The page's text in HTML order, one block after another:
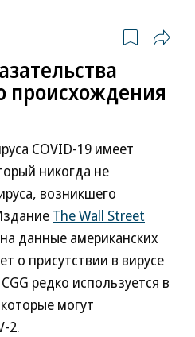
происхождения
COVID-19 имеет
никогда не
возникшего
The Wall Street
данные американских
о присутствии в вирусе
редко используется в
могут
2.